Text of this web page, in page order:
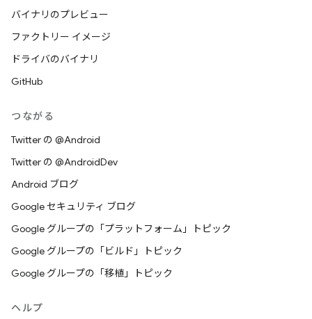
バイナリのプレビュー
ファクトリー イメージ
ドライバのバイナリ
GitHub
つながる
Twitter の @Android
Twitter の @AndroidDev
Android ブログ
Google セキュリティ ブログ
Google グループの「プラットフォーム」トピック
Google グループの「ビルド」トピック
Google グループの「移植」トピック
ヘルプ